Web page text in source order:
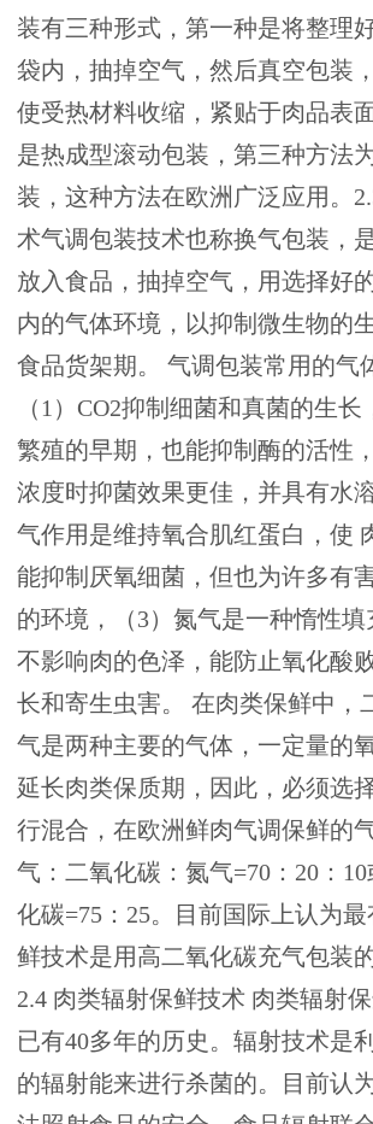
装有三种形式，第一种是将整理
袋内，抽掉空气，然后真空包装
使受热材料收缩，紧贴于肉品表
是热成型滚动包装，第三种方法
装，这种方法在欧洲广泛应用。
术气调包装技术也称换气包装，
放入食品，抽掉空气，用选择好
内的气体环境，以抑制微生物的
食品货架期。 气调包装常用的气
（1）CO2抑制细菌和真菌的生
繁殖的早期，也能抑制酶的活性
浓度时抑菌效果更佳，并具有水
气作用是维持氧合肌红蛋白，使
能抑制厌氧细菌，但也为许多有
的环境，（3）氮气是一种惰性
不影响肉的色泽，能防止氧化酸
长和寄生虫害。 在肉类保鲜中，
气是两种主要的气体，一定量的
延长肉类保质期，因此，必须选
行混合，在欧洲鲜肉气调保鲜的
气：二氧化碳：氮气=70：20：
化碳=75：25。目前国际上认为
鲜技术是用高二氧化碳充气包装的
2.4 肉类辐射保鲜技术 肉类辐射
已有40多年的历史。辐射技术是
的辐射能来进行杀菌的。目前认